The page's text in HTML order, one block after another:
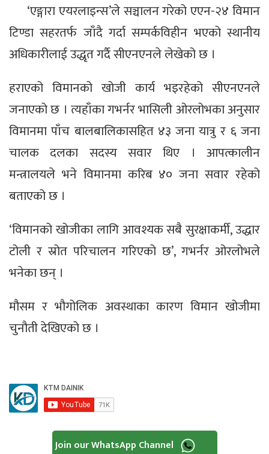
‘एङ्गारा एयरलाइन्स’ले सञ्चालन गरेको एएन-२४ विमान
टिण्डा सहरतर्फ जाँदै गर्दा सम्पर्कविहीन भएको स्थानीय
अधिकारीलाई उद्धृत गर्दै सीएनएनले लेखेको छ ।
हराएको विमानको खोजी कार्य भइरहेको सीएनएनले
जनाएको छ । त्यहाँका गभर्नर भासिली ओरलोभका अनुसार
विमानमा पाँच बालबालिकासहित ४३ जना यात्रु र ६ जना
चालक दलका सदस्य सवार थिए । आपत्कालीन
मन्त्रालयले भने विमानमा करिब ४० जना सवार रहेको
बताएको छ ।
‘विमानको खोजीका लागि आवश्यक सबै सुरक्षाकर्मी, उद्धार
टोली र स्रोत परिचालन गरिएको छ’, गभर्नर ओरलोभले
भनेका छन् ।
मौसम र भौगोलिक अवस्थाका कारण विमान खोजीमा
चुनौती देखिएको छ ।
Join our WhatsApp Channel